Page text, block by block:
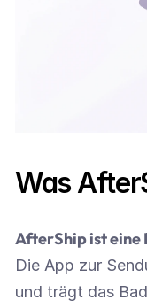
Was
AfterShip ist eine
Die App zur
und trägt das